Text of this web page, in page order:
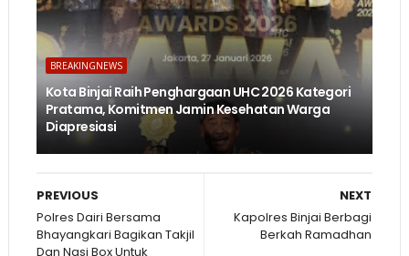
BREAKINGNEWS
Kota Binjai Raih Penghargaan UHC 2026 Kategori
Pratama, Komitmen Jamin Kesehatan Warga
Diapresiasi
NEXT
Kapolres Binjai Berbagi
Berkah Ramadhan
PREVIOUS
Polres Dairi Bersama
Bhayangkari Bagikan Takjil
Dan Nasi Box Untuk